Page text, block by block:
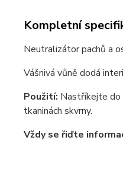
Kompletní
Neutralizátor pachů a
​Vášnivá vůně dodá
Použití: Nastříkejte do
tkaninách skvrny.
Vždy se řiďte